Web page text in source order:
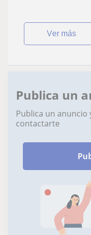
ver más
Publica un
Publica un
contactarte